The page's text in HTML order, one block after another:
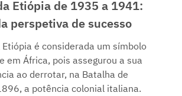
Etiópia de 1935 a 1941:
perspetiva de sucesso
Etiópia é considerada um símbolo
em África, pois assegurou a sua
ao derrotar, na Batalha de
a potência colonial italiana.